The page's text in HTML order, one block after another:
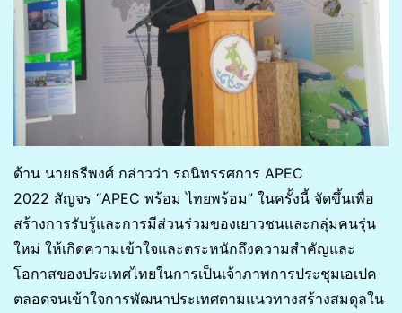
ด้าน นายธรีพงศ์ กล่าวว่า รถนิทรรศการ APEC
2022 สัญจร “APEC พร้อม ไทยพร้อม” ในครั้งนี้ จัดขึ้นเพื่อ
สร้างการรับรู้และการมีส่วนร่วมของเยาวชนและกลุ่มคนรุ่น
ใหม่ ให้เกิดความเข้าใจและตระหนักถึงความสำคัญและ
โอกาสของประเทศไทยในการเป็นเจ้าภาพการประชุมเอเปค
ตลอดจนเข้าใจการพัฒนาประเทศตามแนวทางสร้างสมดุลใน